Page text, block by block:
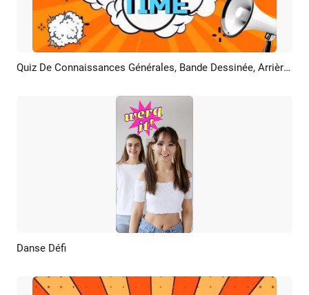
Aperçu Personnaliser Quiz De Connaissances Générales, Bande Dessinée, Arrière Plan, Jeu Amusant, Défi, La Chaîne YouTube
Danse Défi